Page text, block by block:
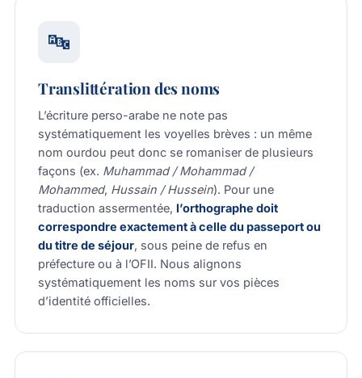
🔤
Translittération des noms
L’écriture perso-arabe ne note pas
systématiquement les voyelles brèves : un même
nom ourdou peut donc se romaniser de plusieurs
façons (ex. Muhammad / Mohammad /
Mohammed, Hussain / Hussein). Pour une
traduction assermentée, l’orthographe doit
correspondre exactement à celle du passeport ou
du titre de séjour, sous peine de refus en
préfecture ou à l’OFII. Nous alignons
systématiquement les noms sur vos pièces
d’identité officielles.